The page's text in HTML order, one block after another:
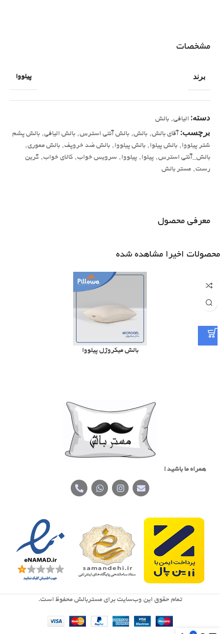
معرفی محصول
مشخصات
برند پیلووا
دسته: الیافی, بالش
برچسب: آقای بالش, بالش, بالش آنتی استرس, بالش الیافی, بالش پشم
شتر پیلووا , بالش پیلوا , بالش پیلووا , بالش ضد خروپف, بالش مموری,
بالش_آنتی استرس, پیلوا , پیلووا , سرویس خواب, کالای خواب, گرین
رست, مستر بالش
محصولات اخیرا مشاهده شده
بالش میکروژل پیلووا
همراه ما باشید !
تمام حقوق اين وب‌سايت برای مستربالش محفوظ است.